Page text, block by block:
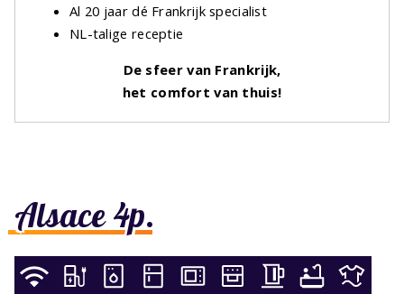
Alsace 4p.
Al 20 jaar dé Frankrijk specialist
NL-talige receptie
De sfeer van Frankrijk,
het comfort van thuis!